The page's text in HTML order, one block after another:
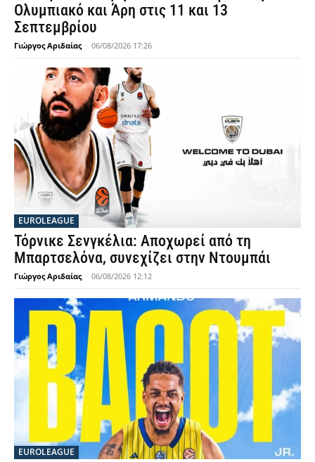
Ολυμπιακό και Άρη στις 11 και 13
Σεπτεμβρίου
Γιώργος Αριδαίας - 06/08/2026 17:26
EUROLEAGUE
Τόρνικε Σενγκέλια: Αποχωρεί από τη
Μπαρτσελόνα, συνεχίζει στην Ντουμπάι
Γιώργος Αριδαίας - 06/08/2026 12:12
EUROLEAGUE